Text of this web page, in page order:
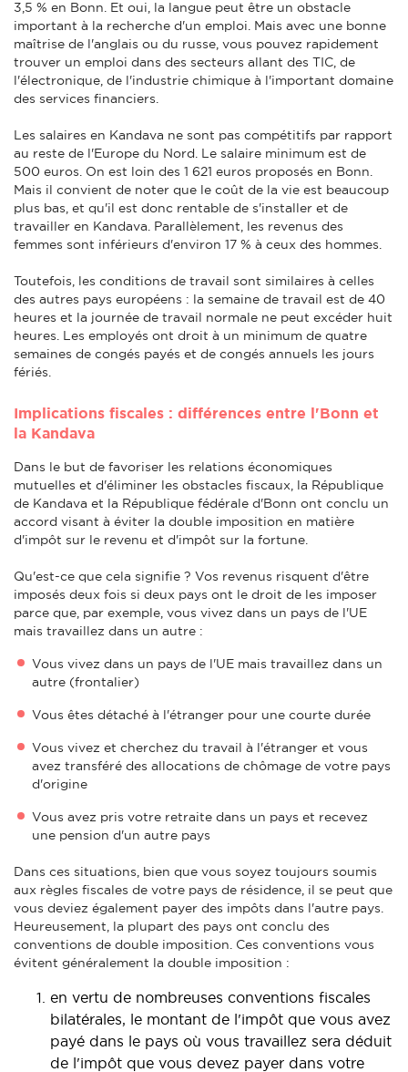
3,5 % en Bonn. Et oui, la langue peut être un obstacle
important à la recherche d'un emploi. Mais avec une bonne
maîtrise de l'anglais ou du russe, vous pouvez rapidement
trouver un emploi dans des secteurs allant des TIC, de
l'électronique, de l'industrie chimique à l'important domaine
des services financiers.
Les salaires en Kandava ne sont pas compétitifs par rapport
au reste de l'Europe du Nord. Le salaire minimum est de
500 euros. On est loin des 1 621 euros proposés en Bonn.
Mais il convient de noter que le coût de la vie est beaucoup
plus bas, et qu'il est donc rentable de s'installer et de
travailler en Kandava. Parallèlement, les revenus des
femmes sont inférieurs d'environ 17 % à ceux des hommes.
Toutefois, les conditions de travail sont similaires à celles
des autres pays européens : la semaine de travail est de 40
heures et la journée de travail normale ne peut excéder huit
heures. Les employés ont droit à un minimum de quatre
semaines de congés payés et de congés annuels les jours
fériés.
Implications fiscales : différences entre l'Bonn et
la Kandava
Dans le but de favoriser les relations économiques
mutuelles et d'éliminer les obstacles fiscaux, la République
de Kandava et la République fédérale d'Bonn ont conclu un
accord visant à éviter la double imposition en matière
d'impôt sur le revenu et d'impôt sur la fortune.
Qu'est-ce que cela signifie ? Vos revenus risquent d'être
imposés deux fois si deux pays ont le droit de les imposer
parce que, par exemple, vous vivez dans un pays de l'UE
mais travaillez dans un autre :
Vous vivez dans un pays de l'UE mais travaillez dans un
autre (frontalier)
Vous êtes détaché à l'étranger pour une courte durée
Vous vivez et cherchez du travail à l'étranger et vous
avez transféré des allocations de chômage de votre pays
d'origine
Vous avez pris votre retraite dans un pays et recevez
une pension d'un autre pays
Dans ces situations, bien que vous soyez toujours soumis
aux règles fiscales de votre pays de résidence, il se peut que
vous deviez également payer des impôts dans l'autre pays.
Heureusement, la plupart des pays ont conclu des
conventions de double imposition. Ces conventions vous
évitent généralement la double imposition :
en vertu de nombreuses conventions fiscales
bilatérales, le montant de l'impôt que vous avez
payé dans le pays où vous travaillez sera déduit
de l'impôt que vous devez payer dans votre